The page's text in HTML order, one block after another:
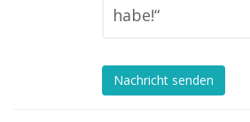
habe!“
Nachricht senden